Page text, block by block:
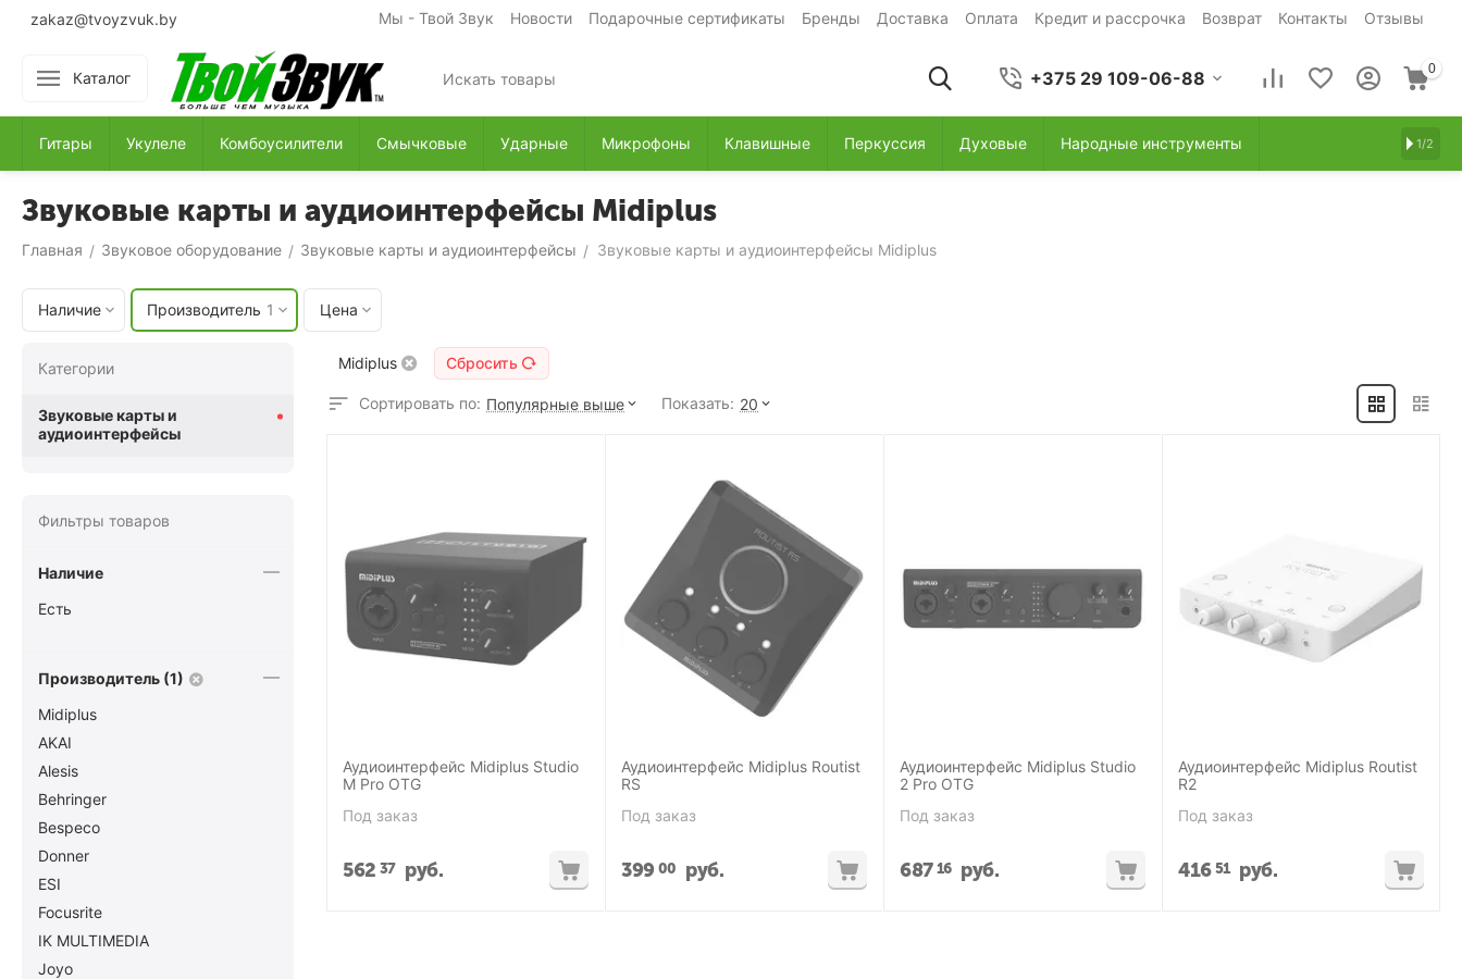
zakaz@tvoyzvuk.by Мы - Твой Звук Новости Подарочные сертификаты Бренды Доставка Оплата Кредит и рассрочка Возврат Контакты Отзывы
Каталог +375 29 109-06-88 0
Гитары Укулеле Комбоусилители Смычковые Ударные Микрофоны Клавишные Перкуссия Духовые Народные инструменты 1/2
Звуковые карты и аудиоинтерфейсы Midiplus
Главная / Звуковое оборудование / Звуковые карты и аудиоинтерфейсы / Звуковые карты и аудиоинтерфейсы Midiplus
Наличие Производитель 1 Цена
Midiplus Сбросить
Сортировать по: Популярные выше Показать: 20
Аудиоинтерфейс Midiplus Studio
M Pro OTG
Под заказ
562 37 руб.
Аудиоинтерфейс Midiplus Routist
RS
Под заказ
39900 руб.
Аудиоинтерфейс Midiplus Studio
2 Pro OTG
Под заказ
68716 руб.
Аудиоинтерфейс Midiplus Routist
R2
Под заказ
41651 руб.
Категории
Звуковые карты и
аудиоинтерфейсы
Фильтры товаров
Наличие
Есть
Производитель (1)
Midiplus
AKAI
Alesis
Behringer
Bespeco
Donner
ESI
Focusrite
IK MULTIMEDIA
Joyo